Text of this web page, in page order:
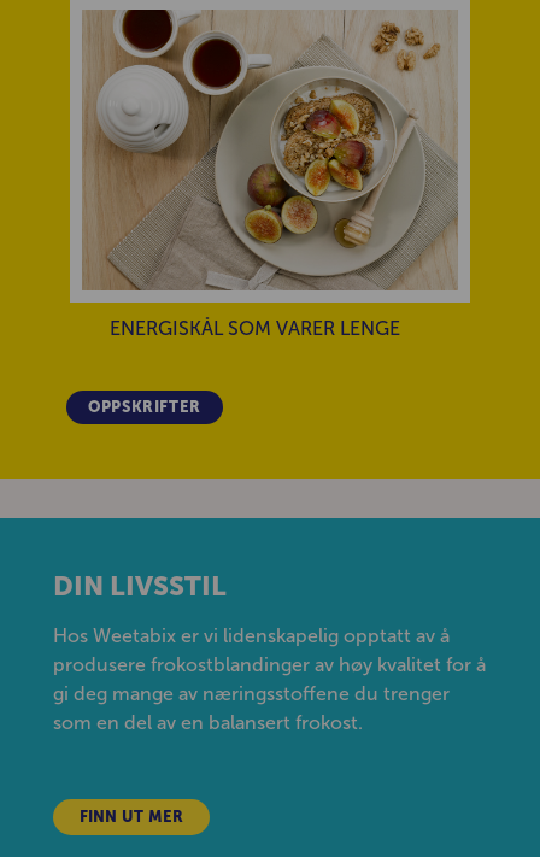
ENERGISKÅL SOM VARER LENGE
OPPSKRIFTER
DIN LIVSSTIL
Hos Weetabix er vi lidenskapelig opptatt av å
produsere frokostblandinger av høy kvalitet for å
gi deg mange av næringsstoffene du trenger
som en del av en balansert frokost.
FINN UT MER